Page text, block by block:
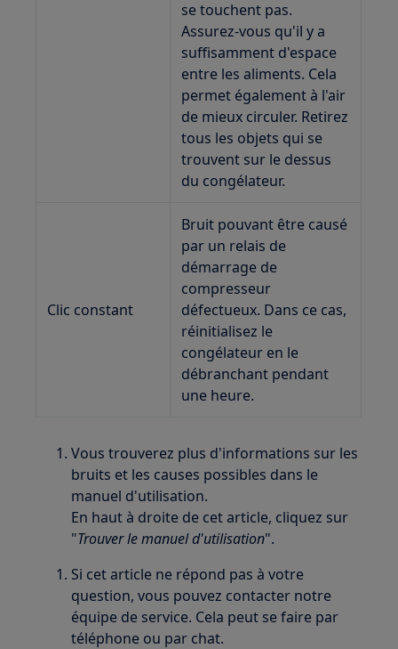
se touchent pas.
Assurez-vous qu'il y a
suffisamment d'espace
entre les aliments. Cela
permet également à l'air
de mieux circuler. Retirez
tous les objets qui se
trouvent sur le dessus
du congélateur.
Clic constant
Bruit pouvant être causé
par un relais de
démarrage de
compresseur
défectueux. Dans ce cas,
réinitialisez le
congélateur en le
débranchant pendant
une heure.
Vous trouverez plus d'informations sur les
bruits et les causes possibles dans le
manuel d'utilisation.
En haut à droite de cet article, cliquez sur
"Trouver le manuel d'utilisation".
Si cet article ne répond pas à votre
question, vous pouvez contacter notre
équipe de service. Cela peut se faire par
téléphone ou par chat.